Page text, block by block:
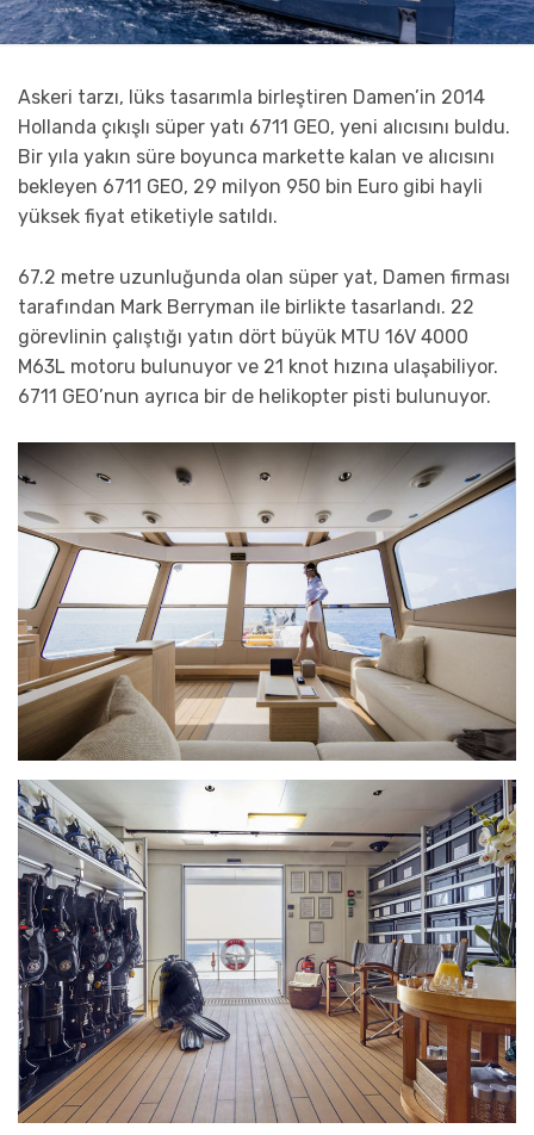
Askeri tarzı, lüks tasarımla birleştiren Damen’in 2014
Hollanda çıkışlı süper yatı 6711 GEO, yeni alıcısını buldu.
Bir yıla yakın süre boyunca markette kalan ve alıcısını
bekleyen 6711 GEO, 29 milyon 950 bin Euro gibi hayli
yüksek fiyat etiketiyle satıldı.
67.2 metre uzunluğunda olan süper yat, Damen firması
tarafından Mark Berryman ile birlikte tasarlandı. 22
görevlinin çalıştığı yatın dört büyük MTU 16V 4000
M63L motoru bulunuyor ve 21 knot hızına ulaşabiliyor.
6711 GEO’nun ayrıca bir de helikopter pisti bulunuyor.